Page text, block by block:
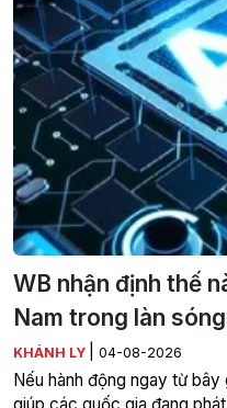
WB nhận định thế
Nam trong làn
KHÁNH LY 04-08-2026
Nếu hành động ngay từ